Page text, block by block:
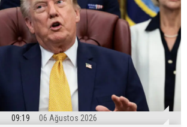
09:19 06 Ağustos 2026